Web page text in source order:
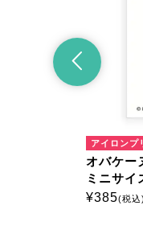
イロンプリントシート